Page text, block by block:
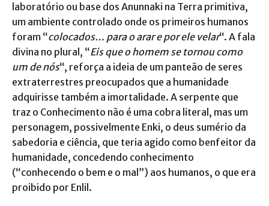
laboratório ou base dos Anunnaki na Terra primitiva,
um ambiente controlado onde os primeiros humanos
foram “colocados… para o arar e por ele velar“. A fala
divina no plural, “Eis que o homem se tornou como
um de nós“, reforça a ideia de um panteão de seres
extraterrestres preocupados que a humanidade
adquirisse também a imortalidade. A serpente que
traz o Conhecimento não é uma cobra literal, mas um
personagem, possivelmente Enki, o deus sumério da
sabedoria e ciência, que teria agido como benfeitor da
humanidade, concedendo conhecimento
(“conhecendo o bem e o mal”) aos humanos, o que era
proibido por Enlil.